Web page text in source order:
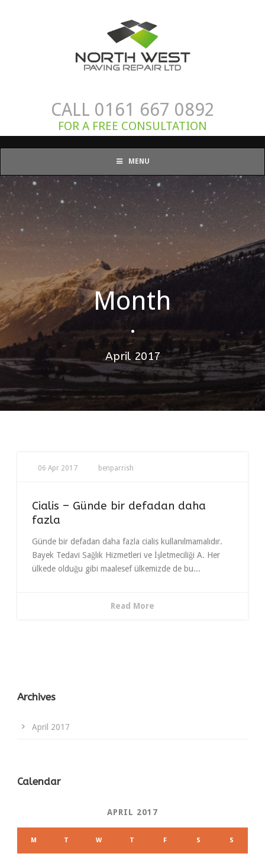
CALL 0161 667 0892
FOR A FREE CONSULTATION
MENU
Month
•
April 2017
06 Apr 2017 benparrish
Cialis – Günde bir defadan daha
fazla
Günde bir defadan daha fazla cialis kullanılmamalıdır.
Bayek Tedavi Sağlık Hizmetleri ve İşletmeciliği A. Her
ülkede olduğu gibi maalesef ülkemizde de bu...
Read More
Archives
April 2017
Calendar
APRIL 2017
M T W T F S S